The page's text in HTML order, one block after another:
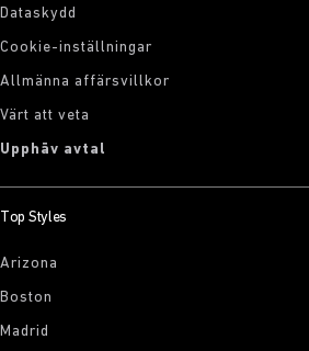
Dataskydd
Cookie-inställningar
Allmänna affärsvillkor
Värt att veta
Upphäv avtal
Top Styles
Arizona
Boston
Madrid